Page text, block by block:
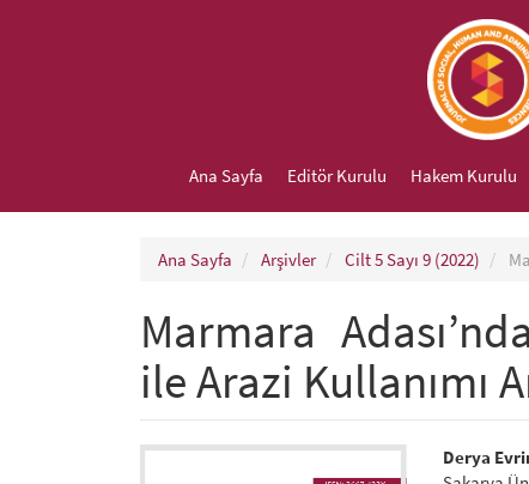
##plugins.themes.bootstrap3.accessible_menu.main_content##
##plugins.themes.bootstrap3.accessible_menu.sidebar##
Ana Sayfa Editör Kurulu Hakem Kurulu
Ana Sayfa Arşivler Cilt 5 Sayı 9 (2022)
Marmara
ile Arazi Kullanımı
Derya